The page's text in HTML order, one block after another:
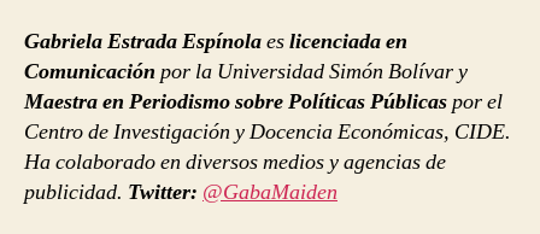
Gabriela Estrada Espínolaeslicenciada en
Comunicación por la Universidad Simón Bolívar y
Maestra en Periodismo sobre Políticas Públicaspor el
Centro de Investigación y Docencia Económicas, CIDE.
Ha colaborado en diversos medios y agencias de
publicidad. Twitter: @GabaMaiden